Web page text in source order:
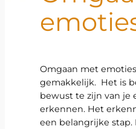
Omgaan met
gemakkelijk. Het is
bewust te zijn van je
erkennen. Het
een belangrijke stap.